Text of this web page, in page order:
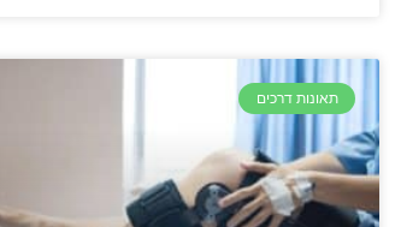
תאונות דרכים